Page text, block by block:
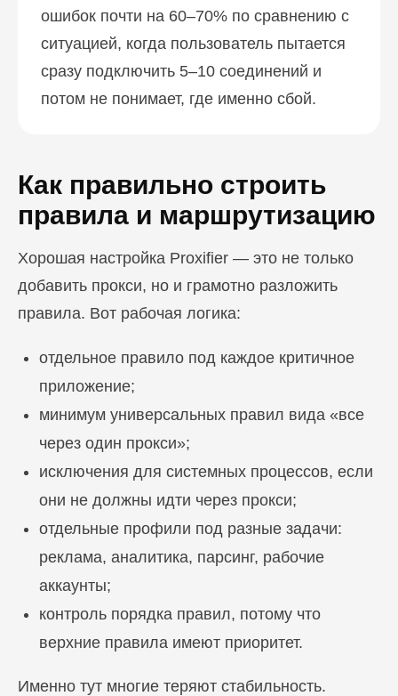
ошибок почти на 60–70% по сравнению с
ситуацией, когда пользователь пытается
сразу подключить 5–10 соединений и
потом не понимает, где именно сбой.
Как правильно строить
правила и маршрутизацию
Хорошая настройка Proxifier — это не только
добавить прокси, но и грамотно разложить
правила. Вот рабочая логика:
отдельное правило под каждое критичное
приложение;
минимум универсальных правил вида «все
через один прокси»;
исключения для системных процессов, если
они не должны идти через прокси;
отдельные профили под разные задачи:
реклама, аналитика, парсинг, рабочие
аккаунты;
контроль порядка правил, потому что
верхние правила имеют приоритет.
Именно тут многие теряют стабильность.